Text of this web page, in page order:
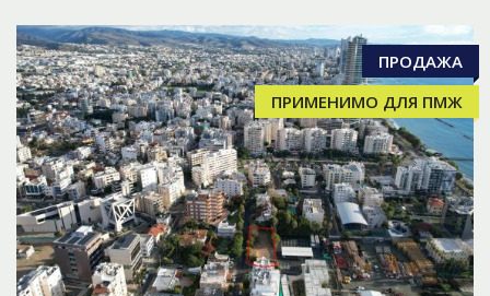
ПРОДАЖА
ПРИМЕНИМО ДЛЯ ПМЖ